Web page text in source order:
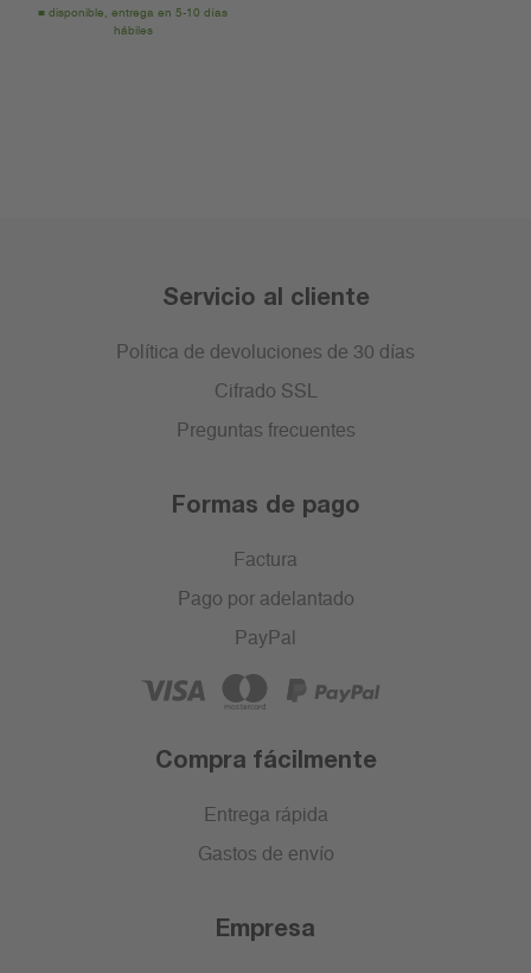
disponible, entrega en 5-10 días
hábiles
Servicio al cliente
Política de devoluciones de 30 días
Cifrado SSL
Preguntas frecuentes
Formas de pago
Factura
Pago por adelantado
PayPal
Compra fácilmente
Entrega rápida
Gastos de envío
Empresa